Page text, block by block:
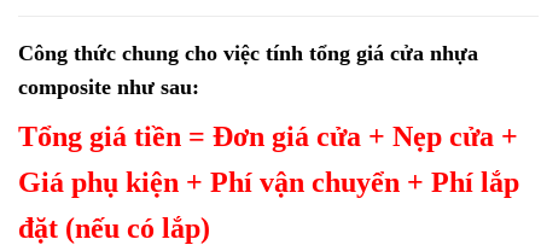
Công thức chung cho việc tính tổng giá cửa nhựa
composite như sau:
Tổng giá tiền = Đơn giá cửa + Nẹp cửa +
Giá phụ kiện + Phí vận chuyển + Phí lắp
đặt (nếu có lắp)